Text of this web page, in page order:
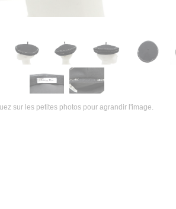
sur les petites photos pour agrandir l'image.